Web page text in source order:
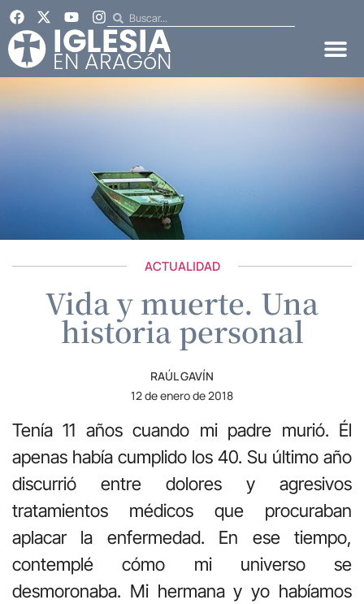
ACTUALIDAD
Vida y muerte. Una
historia personal
RAÚL GAVÍN
12 de enero de 2018
Tenía 11 años cuando mi padre murió. Él
apenas había cumplido los 40. Su último año
discurrió entre dolores y agresivos
tratamientos médicos que procuraban
aplacar la enfermedad. En ese tiempo,
contemplé cómo mi universo se
desmoronaba. Mi hermana y yo habíamos